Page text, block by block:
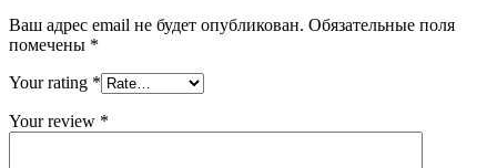
Ваш адрес email не будет опубликован. Обязательные поля
помечены *
Your rating *
Your review *